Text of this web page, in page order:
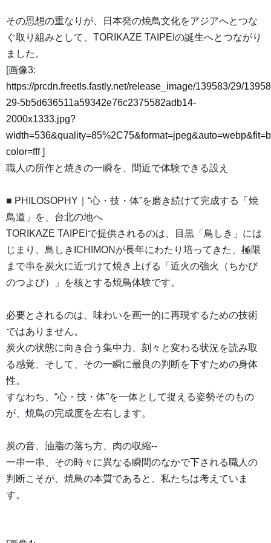
その思想の重なりが、日本発の焼鳥文化をアジアへとつな
ぐ取り組みとして、TORIKAZE TAIPEIの誕生へとつながり
ました。
[画像3:
https://prcdn.freetls.fastly.net/release_image/139583/29/
29-5b5d636511a59342e76c2375582adb14-
2000x1333.jpg?
color=fff]
職人の所作と焼きの一瞬を、間近で体験できる設え
■ PHILOSOPHY｜“心・技・体”を磨き続けて完成する「焼
鳥道」を、台北の地へ
TORIKAZE TAIPEIで提供されるのは、目黒「鳥しき」には
じまり、鳥しきICHIMONが長年にわたり培ってきた、極限
まで串を炭火に近づけて焼き上げる「近火の強火（ちかび
のつよび）」を核とする焼鳥体験です。
必要とされるのは、味わいを画一的に再現するための技術
ではありません。
炭火の状態に向き合う集中力、刻々と変わる状況を読み取
る感覚、そして、その一瞬に最良の判断を下すための身体
性。
すなわち、“心・技・体”を一体として捉える姿勢そのもの
が、焼鳥の完成度を左右します。
炭の音、油脂の落ち方、肉の収縮--
一串一串、その時々に異なる瞬間のなかで下される職人の
判断こそが、焼鳥の本質であると、私たちは考えていま
す。